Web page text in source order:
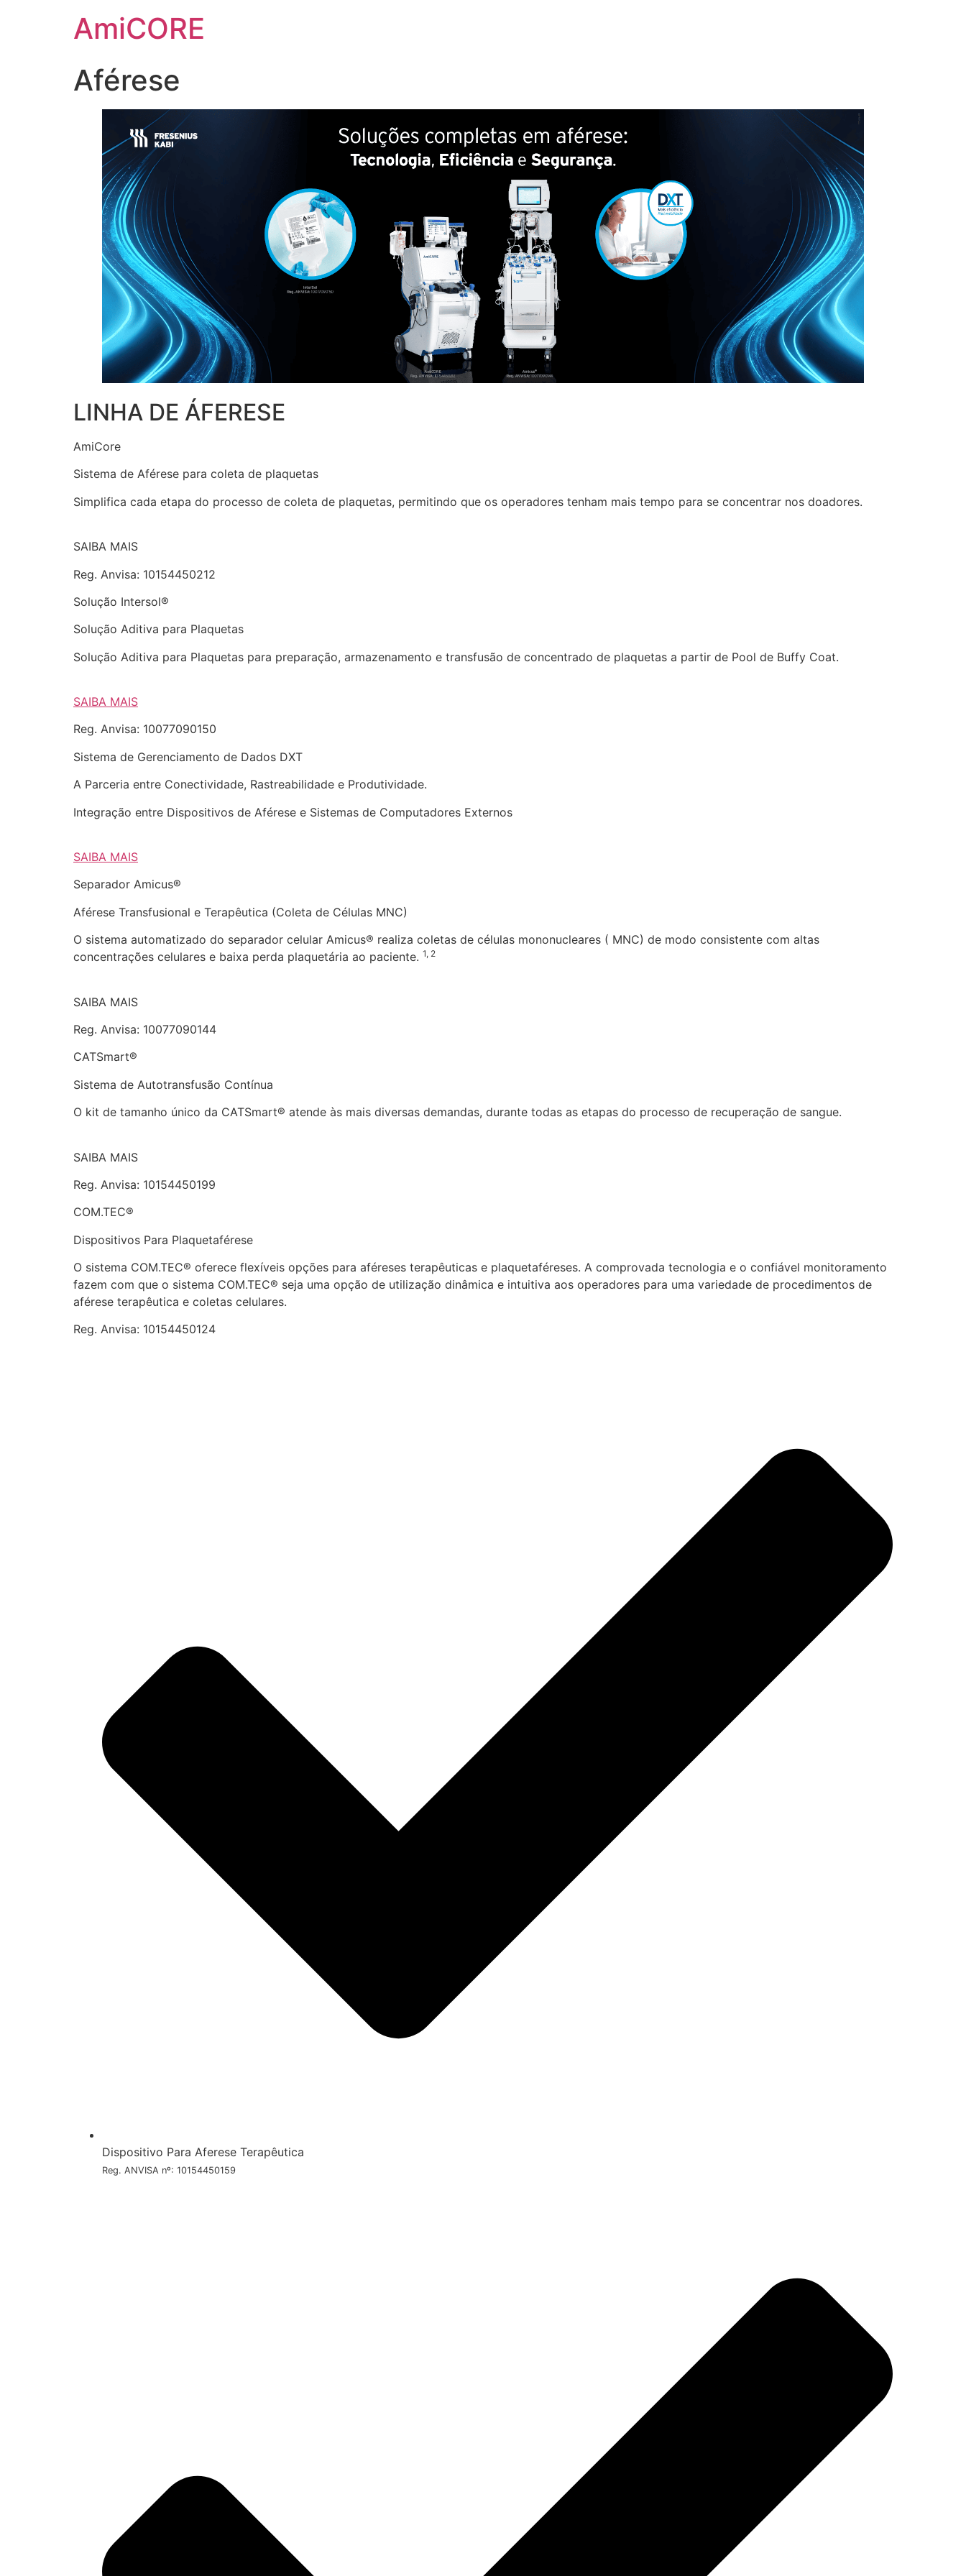
AmiCORE
Aférese
LINHA DE ÁFERESE
AmiCore
Sistema de Aférese para coleta de plaquetas
Simplifica cada etapa do processo de coleta de plaquetas, permitindo que os operadores tenham mais tempo para se concentrar nos doadores.
SAIBA MAIS
Reg. Anvisa: 10154450212
Solução Intersol®
Solução Aditiva para Plaquetas
Solução Aditiva para Plaquetas para preparação, armazenamento e transfusão de concentrado de plaquetas a partir de Pool de Buffy Coat.
SAIBA MAIS
Reg. Anvisa: 10077090150
Sistema de Gerenciamento de Dados DXT
A Parceria entre Conectividade, Rastreabilidade e Produtividade.
Integração entre Dispositivos de Aférese e Sistemas de Computadores Externos
SAIBA MAIS
Separador Amicus®
Aférese Transfusional e Terapêutica (Coleta de Células MNC)
O sistema automatizado do separador celular Amicus® realiza coletas de células mononucleares ( MNC) de modo consistente com altas
concentrações celulares e baixa perda plaquetária ao paciente. 1, 2
SAIBA MAIS
Reg. Anvisa: 10077090144
CATSmart®
Sistema de Autotransfusão Contínua
O kit de tamanho único da CATSmart® atende às mais diversas demandas, durante todas as etapas do processo de recuperação de sangue.
SAIBA MAIS
Reg. Anvisa: 10154450199
COM.TEC®
Dispositivos Para Plaquetaférese
O sistema COM.TEC® oferece flexíveis opções para aféreses terapêuticas e plaquetaféreses. A comprovada tecnologia e o confiável monitoramento
fazem com que o sistema COM.TEC® seja uma opção de utilização dinâmica e intuitiva aos operadores para uma variedade de procedimentos de
aférese terapêutica e coletas celulares.
Reg. Anvisa: 10154450124
Dispositivo Para Aferese Terapêutica
Reg. ANVISA nº: 10154450159